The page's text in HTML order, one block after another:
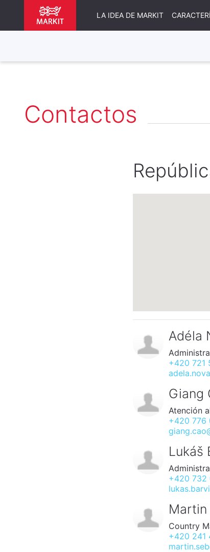
LA IDEA DE MARKIT
Contactos
Adéla
+420 721
Giang
Atención
+420 776
Lukáš
+420 732
Country
+420 241